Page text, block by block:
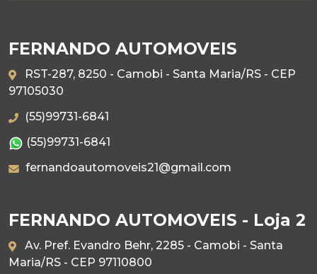
FERNANDO AUTOMOVEIS
RST-287, 8250 - Camobi - Santa Maria/RS - CEP
97105030
(55)99731-6841
(55)99731-6841
fernandoautomoveis21@gmail.com
FERNANDO AUTOMOVEIS - Loja 2
Av. Pref. Evandro Behr, 2285 - Camobi - Santa
Maria/RS - CEP 97110800